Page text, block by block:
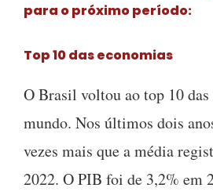
para o próximo período:
Top 10 das economias
O Brasil voltou ao top 10
mundo. Nos últimos dois
vezes mais que a média
2022. O PIB foi de 3,2% em